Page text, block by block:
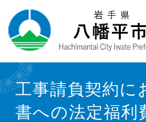
ー
ジ
先
頭
で
ニ
ュ
を
飛
ば
文 工事請負契約に
書への法定福利